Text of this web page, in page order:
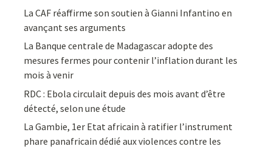
La CAF réaffirme son soutien à Gianni Infantino en
avançant ses arguments
La Banque centrale de Madagascar adopte des
mesures fermes pour contenir l’inflation durant les
mois à venir
RDC : Ebola circulait depuis des mois avant d’être
détecté, selon une étude
La Gambie, 1er Etat africain à ratifier l’instrument
phare panafricain dédié aux violences contre les